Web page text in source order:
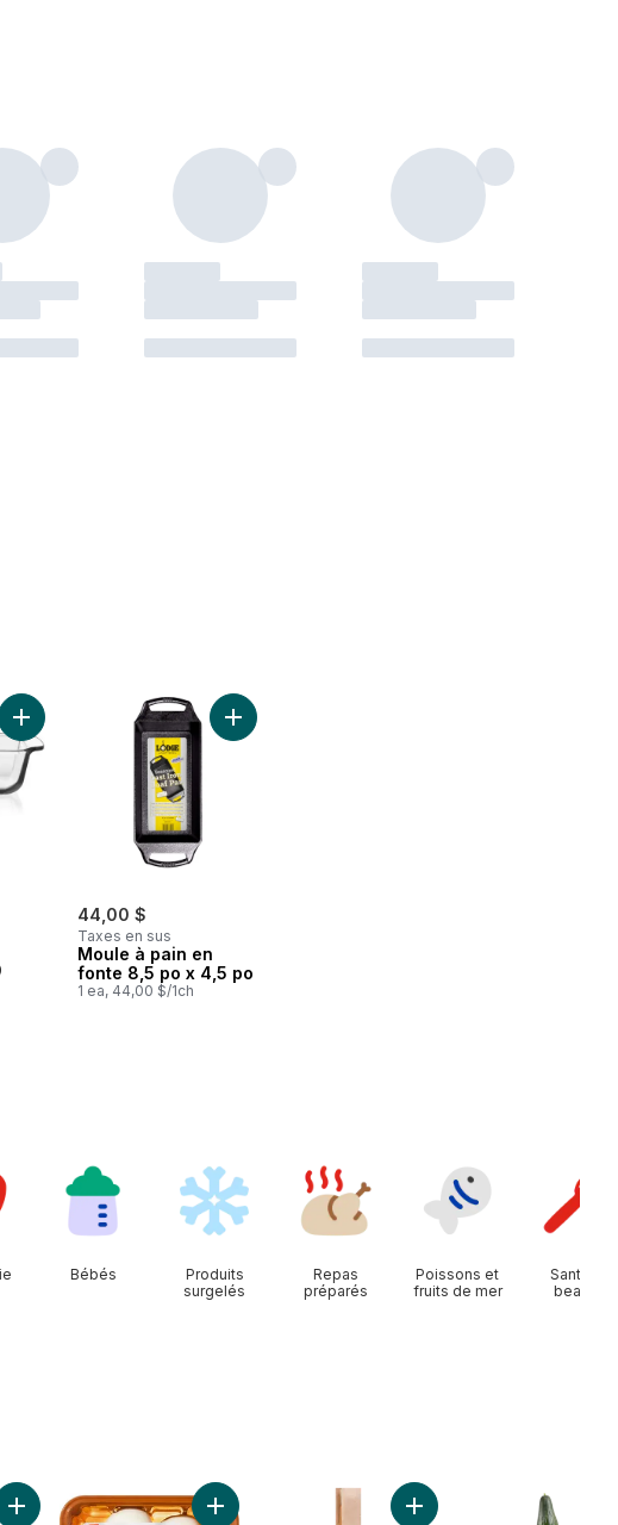
au panier
Ajouter Plat à pain 5 x 9 Baker’s Basic au panier
44,00 $
Taxes en sus
Moule à pain en
fonte 8,5 po x 4,5 po
1 ea, 44,00 $/1ch
Ajouter Moule à pain en fonte 8,5 po x 4,5 po
Bébés
Produits
surgelés
Repas
préparés
Poissons et
fruits de mer
Santé et
beauté
au panier
Ajouter Mangues rouges au panierAjouter Champignons blancs entiers au panier
Ajouter Baguette à 60%